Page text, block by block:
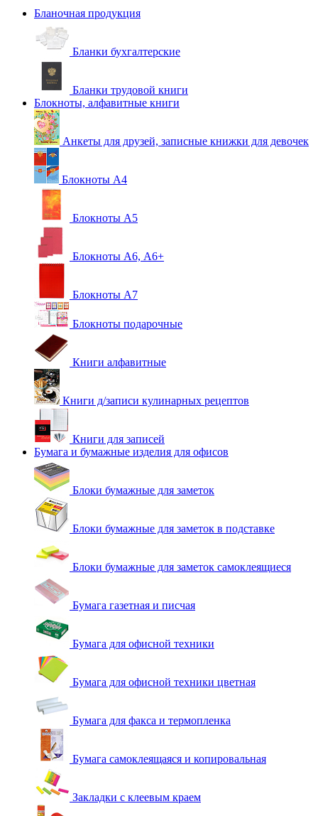
Бланочная продукция
Бланки бухгалтерские
Бланки трудовой книги
Блокноты, алфавитные книги
Анкеты для друзей, записные книжки для девочек
Блокноты А4
Блокноты А5
Блокноты А6, А6+
Блокноты А7
Блокноты подарочные
Книги алфавитные
Книги д/записи кулинарных рецептов
Книги для записей
Бумага и бумажные изделия для офисов
Блоки бумажные для заметок
Блоки бумажные для заметок в подставке
Блоки бумажные для заметок самоклеящиеся
Бумага газетная и писчая
Бумага для офисной техники
Бумага для офисной техники цветная
Бумага для факса и термопленка
Бумага самоклеящаяся и копировальная
Закладки с клеевым краем